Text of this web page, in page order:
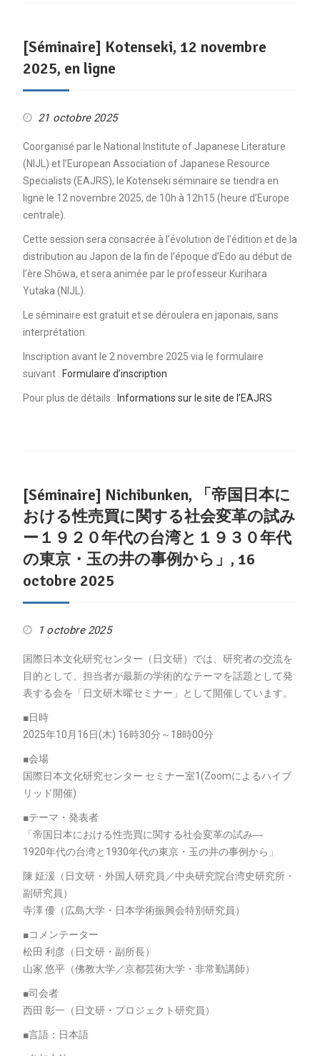
[Séminaire] Kotenseki, 12 novembre
2025, en ligne
21 octobre 2025
Coorganisé par le National Institute of Japanese Literature
(NIJL) et l’European Association of Japanese Resource
Specialists (EAJRS), le Kotenseki séminaire se tiendra en
ligne le 12 novembre 2025, de 10h à 12h15 (heure d’Europe
centrale).
Cette session sera consacrée à l’évolution de l’édition et de la
distribution au Japon de la fin de l’époque d’Edo au début de
l’ère Shōwa, et sera animée par le professeur Kurihara
Yutaka (NIJL).
Le séminaire est gratuit et se déroulera en japonais, sans
interprétation.
Inscription avant le 2 novembre 2025 via le formulaire
suivant : Formulaire d’inscription
Pour plus de détails : Informations sur le site de l’EAJRS
[Séminaire] Nichibunken, 「帝国日本に
おける性売買に関する社会変革の試み
ー１９２０年代の台湾と１９３０年代
の東京・玉の井の事例から」, 16
octobre 2025
1 octobre 2025
国際日本文化研究センター（日文研）では、研究者の交流を
目的として、担当者が最新の学術的なテーマを話題として発
表する会を「日文研木曜セミナー」として開催しています。
■日時
2025年10月16日(木) 16時30分～18時00分
■会場
国際日本文化研究センター セミナー室1(Zoomによるハイブ
リッド開催)
■テーマ・発表者
「帝国日本における性売買に関する社会変革の試み―
1920年代の台湾と1930年代の東京・玉の井の事例から」
陳 姃湲（日文研・外国人研究員／中央研究院台湾史研究所・
副研究員）
寺澤 優（広島大学・日本学術振興会特別研究員）
■コメンテーター
松田 利彦（日文研・副所長）
山家 悠平（佛教大学／京都芸術大学・非常勤講師）
■司会者
西田 彰一（日文研・プロジェクト研究員）
■言語：日本語